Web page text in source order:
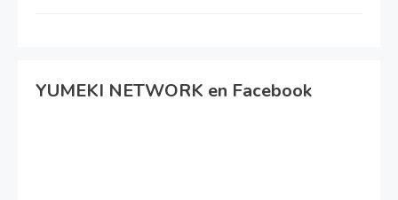
YUMEKI NETWORK en Facebook